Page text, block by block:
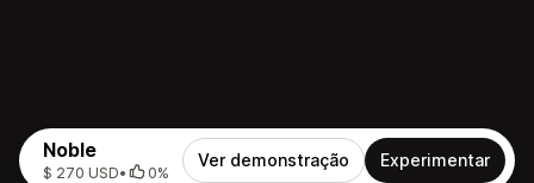
Noble
$ 270 USD• 0%
Ver demonstração Experimentar